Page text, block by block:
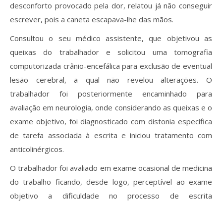
desconforto provocado pela dor, relatou já não conseguir
escrever, pois a caneta escapava-lhe das mãos.
Consultou o seu médico assistente, que objetivou as
queixas do trabalhador e solicitou uma tomografia
computorizada crânio-encefálica para exclusão de eventual
lesão cerebral, a qual não revelou alterações. O
trabalhador foi posteriormente encaminhado para
avaliação em neurologia, onde considerando as queixas e o
exame objetivo, foi diagnosticado com distonia específica
de tarefa associada à escrita e iniciou tratamento com
anticolinérgicos.
O trabalhador foi avaliado em exame ocasional de medicina
do trabalho ficando, desde logo, perceptível ao exame
objetivo a dificuldade no processo de escrita